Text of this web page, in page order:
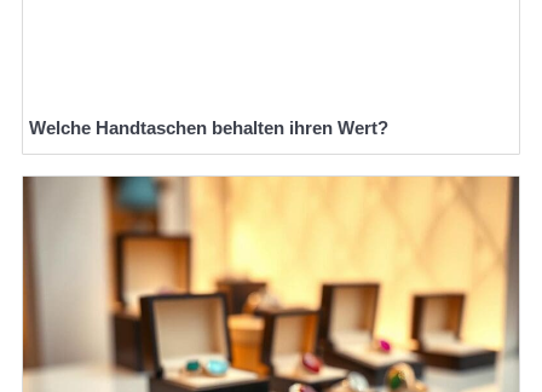
Welche Handtaschen behalten ihren Wert?